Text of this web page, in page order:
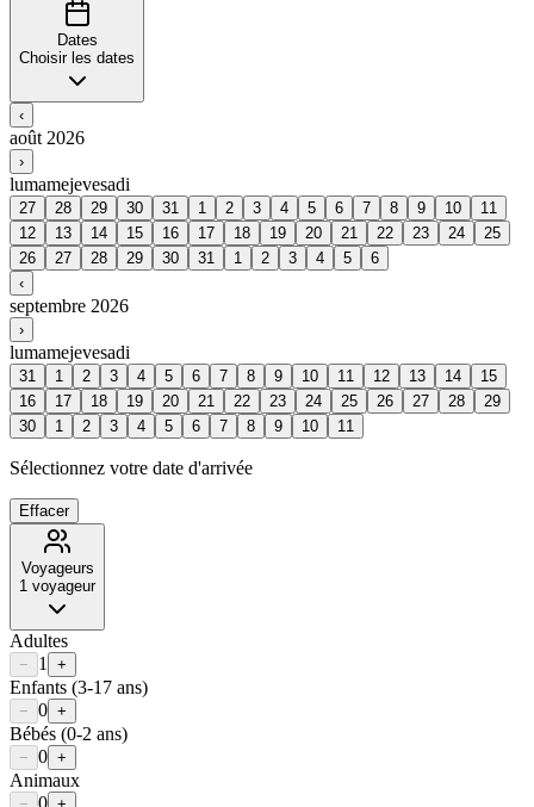
Dates
Choisir les dates
‹
août 2026
›
lumamejevesadi
27 28 29 30 31 1 2 3 4 5 6 7 8 9 10
11
12
13 14 15 16 17 18 19 20 21 22 23 24
25
26
27 28 29 30 31 1 2 3 4 5
6
‹
septembre 2026
›
lumamejevesadi
31 1 2 3 4 5 6 7 8 9 10 11 12 13 14
15
16
17 18 19 20 21 22 23 24 25 26 27 28
29
30
1 2 3 4 5 6 7 8 9 10 11
Sélectionnez votre date d'arrivée
Effacer
Voyageurs
1 voyageur
Adultes
− 1 +
Enfants (3-17 ans)
− 0 +
Bébés (0-2 ans)
− 0 +
Animaux
0